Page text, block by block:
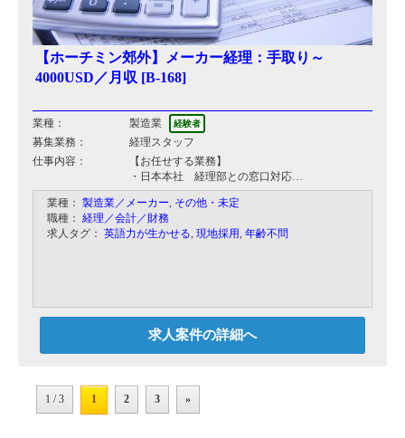
【ホーチミン郊外】メーカー経理：手取り～
4000USD／月収 [B-168]
業種： 製造業 経験者
募集業務：
経理スタッフ
仕事内容：
【お任せする業務】
・日本本社 経理部との窓口対応
・社長の指示に基づいた資料の作成 （過去の実
績レポートや、将来予測・事業計画の資料など）
・通常の経理業務、スケジュール管理
代男性）
専門性をさらに高め、海外拠点と日本本社を繋ぐ
業種： 製造業／メーカー, その他・未定
職種： 経理／会計／財務
求人タグ： 英語力が生かせる, 現地採用, 年齢不問
求人案件の詳細へ
1 / 3 1 2 3 »